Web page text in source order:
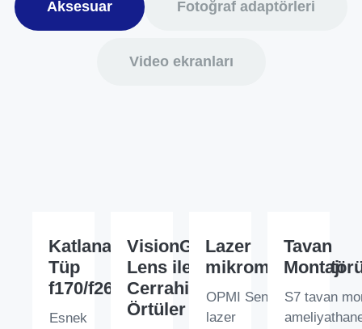
Aksesuar Fotoğraf adaptörleri
Video ekranları
Katlanabilir
Tüp
f170/f260
Esnek
VisionGuard
Lens ile
Cerrahi
Örtüler
Lazer
OPMI Sensera,
lazer
Tavan
Montajı
S7 tavan